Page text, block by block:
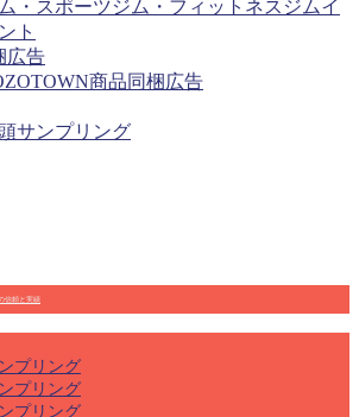
・スポーツジム・フィットネスジムイ
ト
広告
商品同梱広告
サンプリング
プリング
プリング
プリング